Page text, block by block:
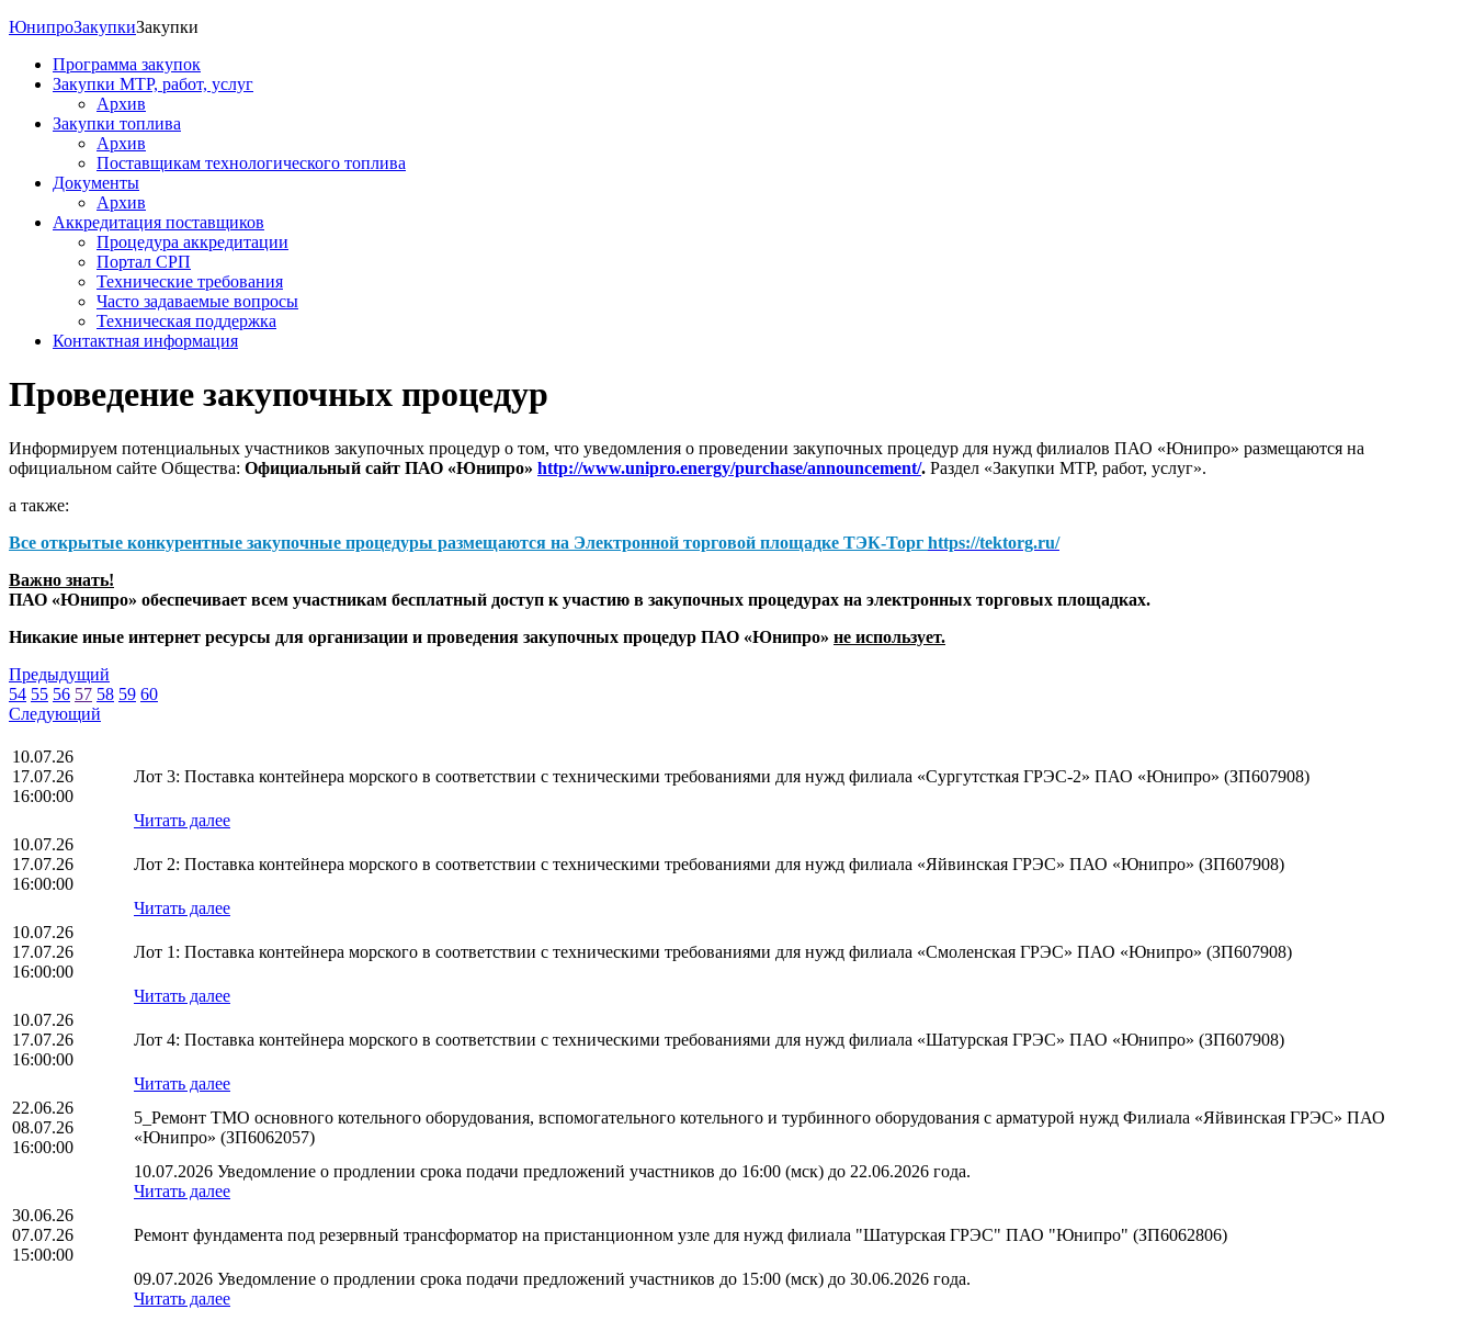
ЮнипроЗакупкиЗакупки
Программа закупок
Закупки МТР, работ, услуг
Архив
Закупки топлива
Архив
Поставщикам технологического топлива
Документы
Архив
Аккредитация поставщиков
Процедура аккредитации
Портал СРП
Технические требования
Часто задаваемые вопросы
Техническая поддержка
Контактная информация
Проведение закупочных процедур
Информируем потенциальных участников закупочных процедур о том, что уведомления о проведении закупочных процедур для нужд филиалов ПАО «Юнипро» размещаются на
официальном сайте Общества: Официальный сайт ПАО «Юнипро» http://www.unipro.energy/purchase/announcement/. Раздел «Закупки МТР, работ, услуг».
а также:
Все открытые конкурентные закупочные процедуры размещаются на Электронной торговой площадке ТЭК-Торг https://tektorg.ru/
Важно знать!
ПАО «Юнипро» обеспечивает всем участникам бесплатный доступ к участию в закупочных процедурах на электронных торговых площадках.
Никакие иные интернет ресурсы для организации и проведения закупочных процедур ПАО «Юнипро» не использует.
Предыдущий
54 55 56 57 58 59 60
Следующий
10.07.26
17.07.26
16:00:00
Лот 3: Поставка контейнера морского в соответствии с техническими требованиями для нужд филиала «Сургутсткая ГРЭС-2» ПАО «Юнипро» (ЗП607908)
Читать далее
10.07.26
17.07.26
16:00:00
Лот 2: Поставка контейнера морского в соответствии с техническими требованиями для нужд филиала «Яйвинская ГРЭС» ПАО «Юнипро» (ЗП607908)
Читать далее
10.07.26
17.07.26
16:00:00
Лот 1: Поставка контейнера морского в соответствии с техническими требованиями для нужд филиала «Смоленская ГРЭС» ПАО «Юнипро» (ЗП607908)
Читать далее
10.07.26
17.07.26
16:00:00
Лот 4: Поставка контейнера морского в соответствии с техническими требованиями для нужд филиала «Шатурская ГРЭС» ПАО «Юнипро» (ЗП607908)
Читать далее
22.06.26
08.07.26
16:00:00
5_Ремонт ТМО основного котельного оборудования, вспомогательного котельного и турбинного оборудования с арматурой нужд Филиала «Яйвинская ГРЭС» ПАО
«Юнипро» (ЗП6062057)
10.07.2026 Уведомление о продлении срока подачи предложений участников до 16:00 (мск) до 22.06.2026 года.
Читать далее
30.06.26
07.07.26
15:00:00
Ремонт фундамента под резервный трансформатор на пристанционном узле для нужд филиала "Шатурская ГРЭС" ПАО "Юнипро" (ЗП6062806)
09.07.2026 Уведомление о продлении срока подачи предложений участников до 15:00 (мск) до 30.06.2026 года.
Читать далее